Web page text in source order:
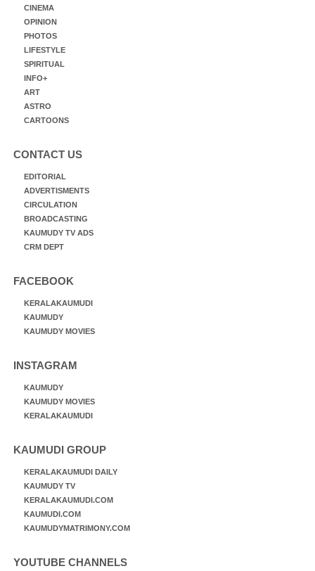
CINEMA
OPINION
PHOTOS
LIFESTYLE
SPIRITUAL
INFO+
ART
ASTRO
CARTOONS
CONTACT US
EDITORIAL
ADVERTISMENTS
CIRCULATION
BROADCASTING
KAUMUDY TV ADS
CRM DEPT
FACEBOOK
KERALAKAUMUDI
KAUMUDY
KAUMUDY MOVIES
INSTAGRAM
KAUMUDY
KAUMUDY MOVIES
KERALAKAUMUDI
KAUMUDI GROUP
KERALAKAUMUDI DAILY
KAUMUDY TV
KERALAKAUMUDI.COM
KAUMUDI.COM
KAUMUDYMATRIMONY.COM
YOUTUBE CHANNELS